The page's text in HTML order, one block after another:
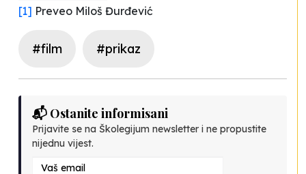
[1] Preveo Miloš Đurđević
#film #prikaz
📬 Ostanite informisani
Prijavite se na Školegijum newsletter i ne propustite
nijednu vijest.